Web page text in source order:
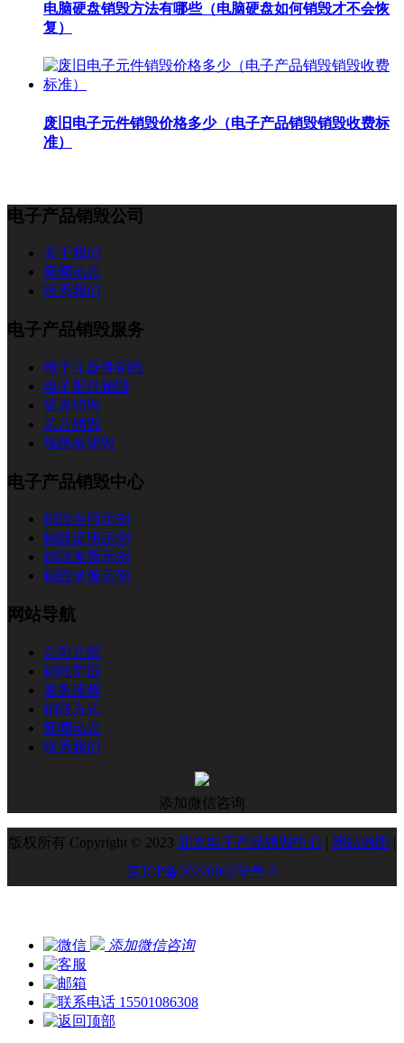
电脑硬盘销毁方法有哪些（电脑硬盘如何销毁才不会恢
复）
废旧电子元件销毁价格多少（电子产品销毁销毁收费标
准）
电子产品销毁公司
关于我们
新闻动态
联系我们
电子产品销毁服务
电子元器件销毁
电子配件销毁
硬盘销毁
芯片销毁
线路板销毁
电子产品销毁中心
销毁合同示例
销毁证明示例
销毁发票示例
销毁录像示例
网站导航
公司介绍
销毁范围
服务流程
销毁方式
新闻动态
联系我们
添加微信咨询
版权所有 Copyright © 2023 北京电子产品销毁中心 | 网站地图 |
京ICP备2022000256号-5
添加微信咨询
15501086308